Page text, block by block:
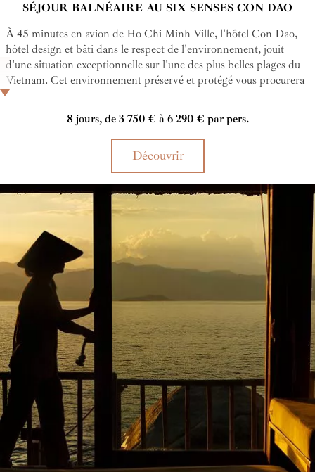
SÉJOUR BALNÉAIRE AU SIX SENSES CON DAO
À 45 minutes en avion de Ho Chi Minh Ville, l'hôtel Con Dao,
hôtel design et bâti dans le respect de l'environnement, jouit
d'une situation exceptionnelle sur l'une des plus belles plages du
Vietnam. Cet environnement préservé et protégé vous procurera
un sentiment d'évasion extrême, la mer à perte de vue et, au loin,
les collines verdoyantes.
8 jours, de 3 750 € à 6 290 € par pers.
Découvrir